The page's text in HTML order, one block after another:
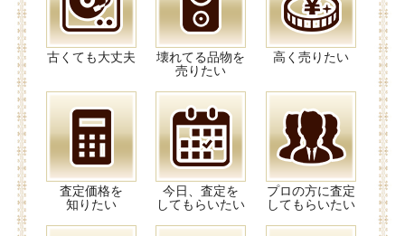
古くても大丈夫
壊れてる品物を
売りたい
高く売りたい
査定価格を
知りたい
今日、査定を
してもらいたい
プロの方に査定
してもらいたい